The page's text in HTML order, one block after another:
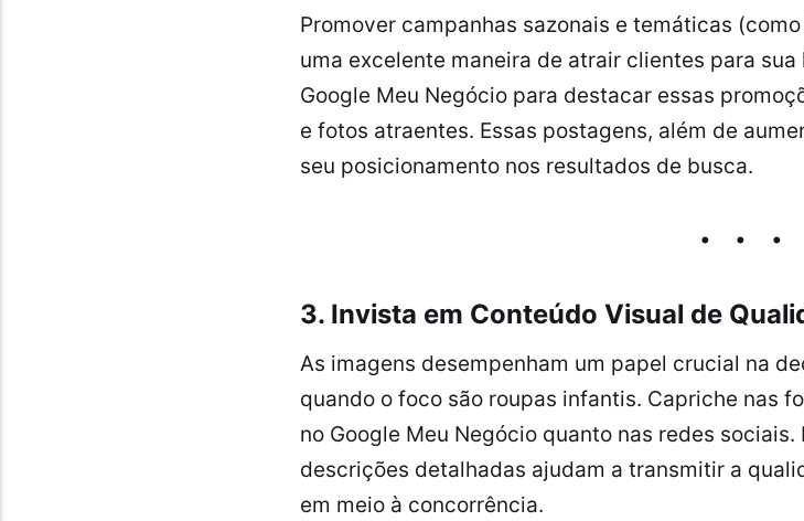
Promover campanhas sazonais e temáticas
uma excelente maneira de atrair clientes para
Google Meu Negócio para destacar essas
e fotos atraentes. Essas postagens, além de
seu posicionamento nos resultados de busca.
3. Invista em Conteúdo Visual de
As imagens desempenham um papel crucial na
quando o foco são roupas infantis. Capriche nas
no Google Meu Negócio quanto nas redes
descrições detalhadas ajudam a transmitir a
em meio à concorrência.